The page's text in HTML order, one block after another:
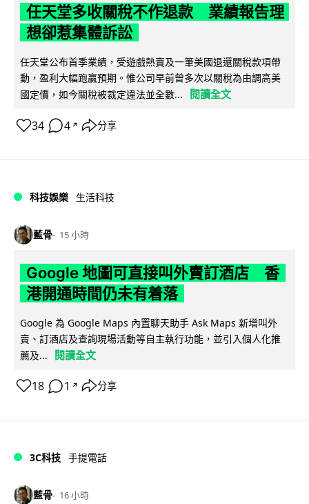
任天堂多收關稅不作退款 業績報告理
想卻惹集體訴訟
任天堂公布首季業績，受遊戲熱賣及一筆美國退還關稅款項帶
動，盈利大幅跑贏預期。惟公司早前曾多次以關稅為由調高美
國定價，如今關稅被裁定違法並全數...
閱讀全文
34 4 ↗ 分享
科技娛樂 生活科技
藍骨 15 小時
Google 地圖可直接叫外賣訂酒店 香
港開通時間仍未有着落
Google 為 Google Maps 內置聊天助手 Ask Maps 新增叫外
賣、訂酒店及查詢現場活動等自主執行功能，並引入個人化推
薦及...
閱讀全文
18 1 ↗ 分享
3C科技 手提電話
藍骨 16 小時